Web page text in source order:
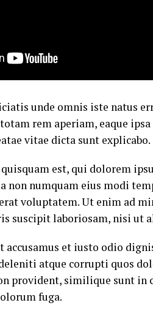
unde omnis iste natus
rem aperiam, eaque
vitae dicta sunt explicabo.
est, qui dolorem
non numquam eius modi
voluptatem. Ut enim ad
suscipit laboriosam, nisi ut
accusamus et iusto odio
atque corrupti quos
provident, similique sunt
fuga.